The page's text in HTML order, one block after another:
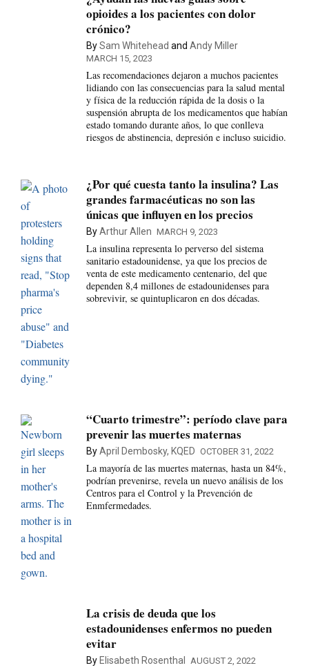
opioides a los pacientes con dolor
crónico?
BySam Whitehead and Andy Miller
MARCH 15, 2023
Las recomendaciones dejaron a muchos pacientes
lidiando con las consecuencias para la salud mental
y física de la reducción rápida de la dosis o la
suspensión abrupta de los medicamentos que habían
estado tomando durante años, lo que conlleva
riesgos de abstinencia, depresión e incluso suicidio.
¿Por qué cuesta tanto la insulina? Las
grandes farmacéuticas no son las
únicas que influyen en los precios
ByArthur Allen MARCH 9, 2023
La insulina representa lo perverso del sistema
sanitario estadounidense, ya que los precios de
venta de este medicamento centenario, del que
dependen 8,4 millones de estadounidenses para
sobrevivir, se quintuplicaron en dos décadas.
“Cuarto trimestre”: período clave para
prevenir las muertes maternas
ByApril Dembosky, KQED OCTOBER 31, 2022
La mayoría de las muertes maternas, hasta un 84%,
podrían prevenirse, revela un nuevo análisis de los
Centros para el Control y la Prevención de
Enmfermedades.
La crisis de deuda que los
estadounidenses enfermos no pueden
evitar
By Elisabeth Rosenthal AUGUST 2, 2022